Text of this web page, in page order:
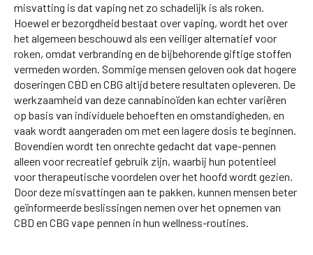
misvatting is dat vaping net zo schadelijk is als roken.
Hoewel er bezorgdheid bestaat over vaping, wordt het over
het algemeen beschouwd als een veiliger alternatief voor
roken, omdat verbranding en de bijbehorende giftige stoffen
vermeden worden. Sommige mensen geloven ook dat hogere
doseringen CBD en CBG altijd betere resultaten opleveren. De
werkzaamheid van deze cannabinoïden kan echter variëren
op basis van individuele behoeften en omstandigheden, en
vaak wordt aangeraden om met een lagere dosis te beginnen.
Bovendien wordt ten onrechte gedacht dat vape-pennen
alleen voor recreatief gebruik zijn, waarbij hun potentieel
voor therapeutische voordelen over het hoofd wordt gezien.
Door deze misvattingen aan te pakken, kunnen mensen beter
geïnformeerde beslissingen nemen over het opnemen van
CBD en CBG vape pennen in hun wellness-routines.